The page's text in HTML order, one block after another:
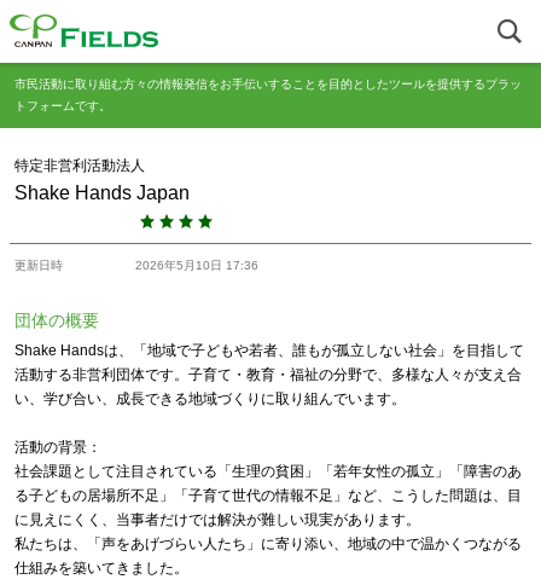
市民活動に取り組む方々の情報発信をお手伝いすることを目的としたツールを提供するプラッ
トフォームです。
特定非営利活動法人
Shake Hands Japan
更新日時 2026年5月10日 17:36
団体の概要
Shake Handsは、「地域で子どもや若者、誰もが孤立しない社会」を目指して
活動する非営利団体です。子育て・教育・福祉の分野で、多様な人々が支え合
い、学び合い、成長できる地域づくりに取り組んでいます。
活動の背景：
社会課題として注目されている「生理の貧困」「若年女性の孤立」「障害のあ
る子どもの居場所不足」「子育て世代の情報不足」など、こうした問題は、目
に見えにくく、当事者だけでは解決が難しい現実があります。
私たちは、「声をあげづらい人たち」に寄り添い、地域の中で温かくつながる
仕組みを築いてきました。